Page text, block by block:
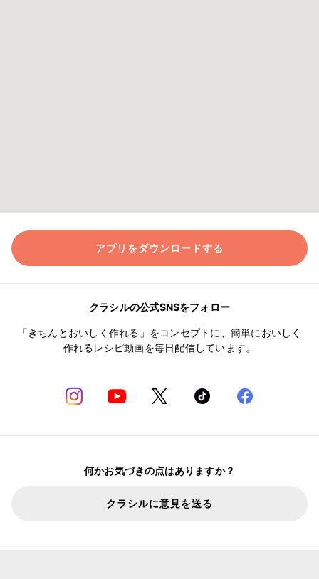
アプリをダウンロードする
クラシルの公式SNSをフォロー
「きちんとおいしく作れる」をコンセプトに、簡単においしく
作れるレシピ動画を毎日配信しています。
何かお気づきの点はありますか？
クラシルに意見を送る